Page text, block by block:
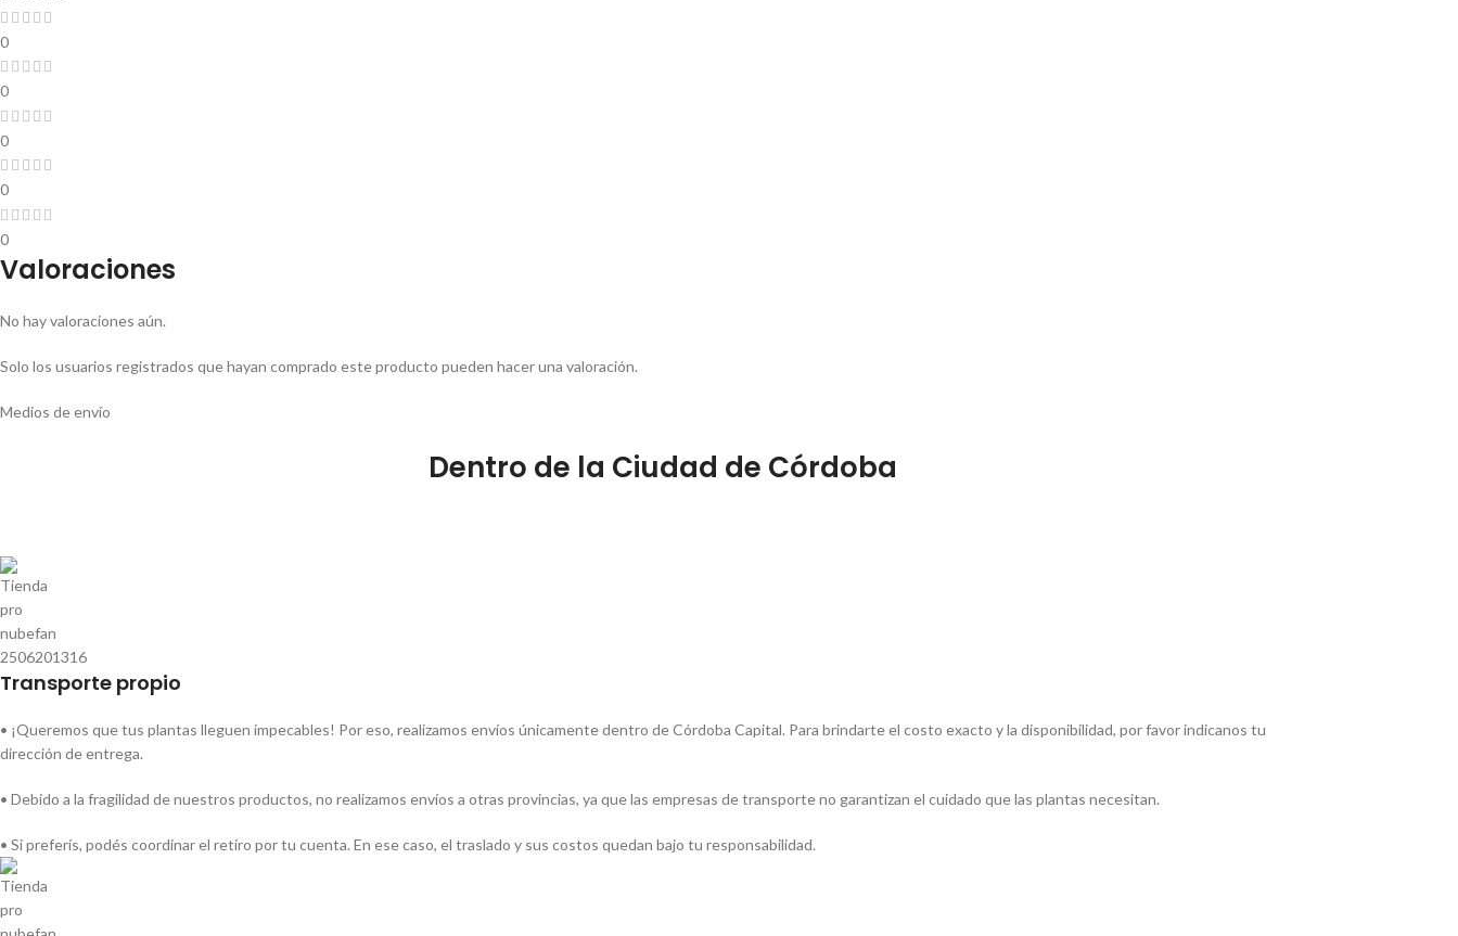
0
0
0
0
0
Valoraciones
No hay valoraciones aún.
Solo los usuarios registrados que hayan comprado este producto pueden hacer una valoración.
Medios de envío
Dentro de la Ciudad de Córdoba
Transporte propio
• ¡Queremos que tus plantas lleguen impecables! Por eso, realizamos envíos únicamente dentro de Córdoba Capital. Para brindarte el costo exacto y la disponibilidad, por favor indicanos tu
dirección de entrega.
• Debido a la fragilidad de nuestros productos, no realizamos envíos a otras provincias, ya que las empresas de transporte no garantizan el cuidado que las plantas necesitan.
• Si preferís, podés coordinar el retiro por tu cuenta. En ese caso, el traslado y sus costos quedan bajo tu responsabilidad.